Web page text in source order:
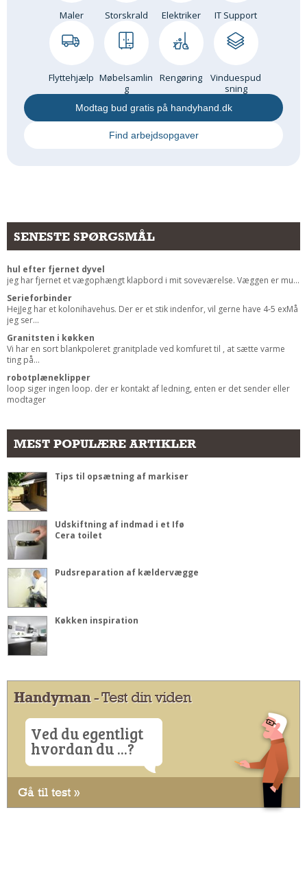
Pletleksikon
Maler Storskrald Elektriker IT Support
Flyttehjælp Møbelsamlin
g
Rengøring
Vinduespud
sning
Modtag bud gratis på handyhand.dk
Find arbejdsopgaver
SENESTE SPØRGSMÅL
hul efter fjernet dyvel
jeg har fjernet et vægophængt klapbord i mit soveværelse. Væggen er mu...
Serieforbinder
HejJeg har et kolonihavehus. Der er et stik indenfor, vil gerne have 4-5 exMå
jeg ser...
Granitsten i køkken
Vi har en sort blankpoleret granitplade ved komfuret til , at sætte varme
ting på...
robotplæneklipper
loop siger ingen loop. der er kontakt af ledning, enten er det sender eller
modtager
MEST POPULÆRE ARTIKLER
Tips til opsætning af markiser
Udskiftning af indmad i et Ifø
Cera toilet
Pudsreparation af kældervægge
Køkken inspiration
Handyman- Test din viden
Ved du egentligt
hvordan du ...?
Gå til test »